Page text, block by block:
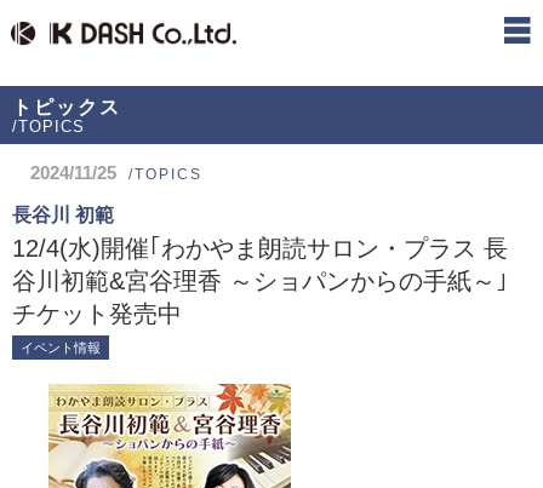
トピックス
/TOPICS
2024/11/25 /TOPICS
長谷川 初範
12/4(水)開催｢わかやま朗読サロン・プラス 長
谷川初範&宮谷理香 ～ショパンからの手紙～｣
チケット発売中
イベント情報